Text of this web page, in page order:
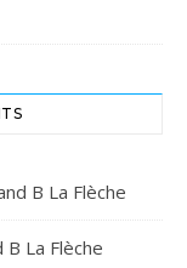
B La Flèche
La Flèche